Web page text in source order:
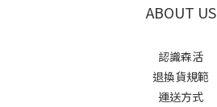
ABOUT US
認識森活
退換貨規範
運送方式